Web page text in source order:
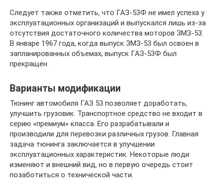
Следует также отметить, что ГАЗ-53Ф не имел успеха у
эксплуатационных организаций и выпускался лишь из-за
отсутствия достаточного количества моторов ЗМЗ-53.
В январе 1967 года, когда выпуск ЗМЗ-53 был освоен в
запланированных объемах, выпуск ГАЗ-53Ф был
прекращен.
Варианты модификации
Тюнинг автомобиля ГАЗ 53 позволяет доработать,
улучшить грузовик. Транспортное средство не входит в
серию «премиум» класса. Его разрабатывали и
производили для перевозки различных грузов. Главная
задача тюнинга заключается в улучшении
эксплуатационных характеристик. Некоторые люди
изменяют и внешний вид, но в первую очередь стоит
позаботиться о технической части.